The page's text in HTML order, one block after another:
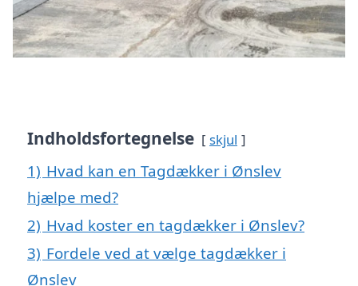
Indholdsfortegnelse skjul
1) Hvad kan en Tagdækker i Ønslev
hjælpe med?
2) Hvad koster en tagdækker i Ønslev?
3) Fordele ved at vælge tagdækker i
Ønslev